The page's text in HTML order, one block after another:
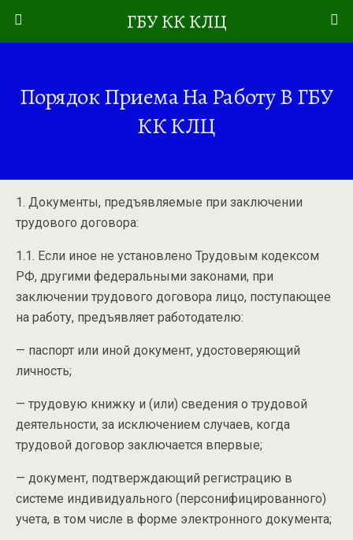
ГБУ КК КЛЦ
Порядок Приема На Работу В ГБУ
КК КЛЦ
1. Документы, предъявляемые при заключении
трудового договора:
1.1. Если иное не установлено Трудовым кодексом
РФ, другими федеральными законами, при
заключении трудового договора лицо, поступающее
на работу, предъявляет работодателю:
— паспорт или иной документ, удостоверяющий
личность;
— трудовую книжку и (или) сведения о трудовой
деятельности, за исключением случаев, когда
трудовой договор заключается впервые;
— документ, подтверждающий регистрацию в
системе индивидуального (персонифицированного)
учета, в том числе в форме электронного документа;